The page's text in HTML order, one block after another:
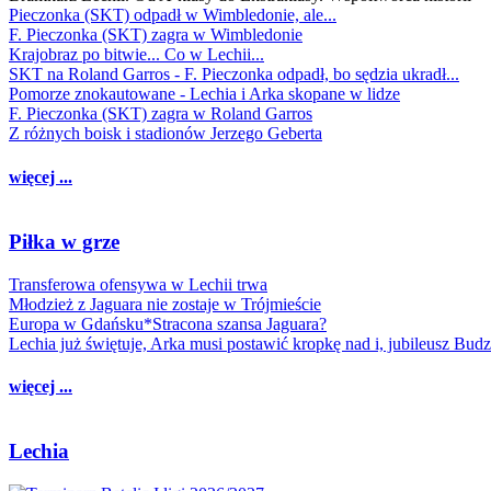
Pieczonka (SKT) odpadł w Wimbledonie, ale...
F. Pieczonka (SKT) zagra w Wimbledonie
Krajobraz po bitwie... Co w Lechii...
SKT na Roland Garros - F. Pieczonka odpadł, bo sędzia ukradł...
Pomorze znokautowane - Lechia i Arka skopane w lidze
F. Pieczonka (SKT) zagra w Roland Garros
Z różnych boisk i stadionów Jerzego Geberta
więcej ...
Piłka w grze
Transferowa ofensywa w Lechii trwa
Młodzież z Jaguara nie zostaje w Trójmieście
Europa w Gdańsku*Stracona szansa Jaguara?
Lechia już świętuje, Arka musi postawić kropkę nad i, jubileusz
więcej ...
Lechia